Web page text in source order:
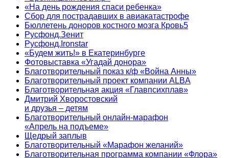
«На день рождения спаси ребенка»
Сбор для пострадавших в авиакатастрофе
Бюллетень доноров костного мозга Кровь5
Русфонд.Зенит
Русфонд.Ironstar
«Будем жить!» в Екатеринбурге
Фотовыставка «Угадай донора»
Благотворительный показ к/ф «Война Анны»
Благотворительный проект компании ALBA
Благотворительная акция «Главпсихплав»
Дмитрий Хворостовский
и друзья – детям
Благотворительный онлайн‑марафон
«Апрель на подъеме»
Щедрый заплыв
Благотворительный «Марафон желаний»
Благотворительная программа компании «Флора»